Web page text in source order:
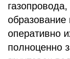
оперативно
полноценно